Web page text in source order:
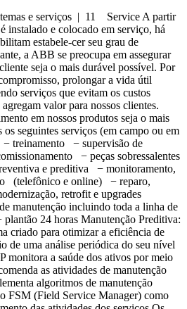
e serviços | 11 Service A partir
instalado e colocado em serviço, há
estabele-cer seu grau de
a ABB se preocupa em assegurar
seja o mais durável possível. Por
prolongar a vida útil
serviços que evitam os custos
valor para nossos clientes.
em nossos produtos seja o mais
seguintes serviços (em campo ou em
treinamento − supervisão de
− peças sobressalentes
e preditiva − monitoramento,
(telefônico e online) − reparo,
retrofit e upgrades
manutenção incluindo toda a linha de
24 horas Manutenção Preditiva:
criado para otimizar a eficiência de
de uma análise periódica do seu nível
monitora a saúde dos ativos por meio
as atividades de manutenção
algoritmos de manutenção
FSM (Field Service Manager) como